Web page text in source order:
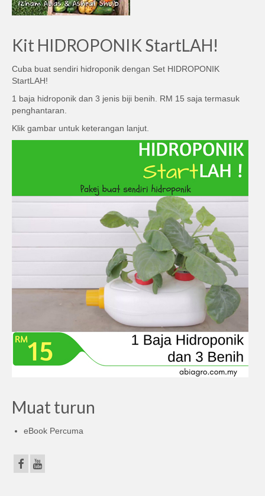
Kit HIDROPONIK StartLAH!
Cuba buat sendiri hidroponik dengan Set HIDROPONIK
StartLAH!
1 baja hidroponik dan 3 jenis biji benih. RM 15 saja termasuk
penghantaran.
Klik gambar untuk keterangan lanjut.
Muat turun
eBook Percuma